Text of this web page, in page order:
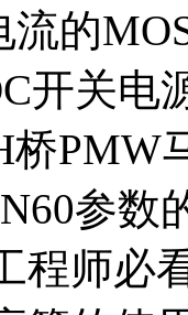
流的
开关电
桥PMW
参数
程师必